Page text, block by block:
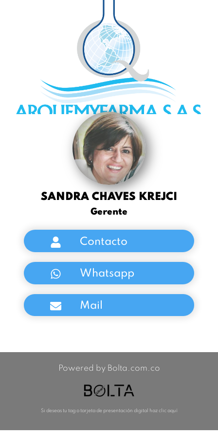
SANDRA CHAVES KREJCI
Gerente
Contacto
Whatsapp
Mail
Powered by Bolta.com.co
Si deseas tu tag o tarjeta de presentación digital haz clic aquí